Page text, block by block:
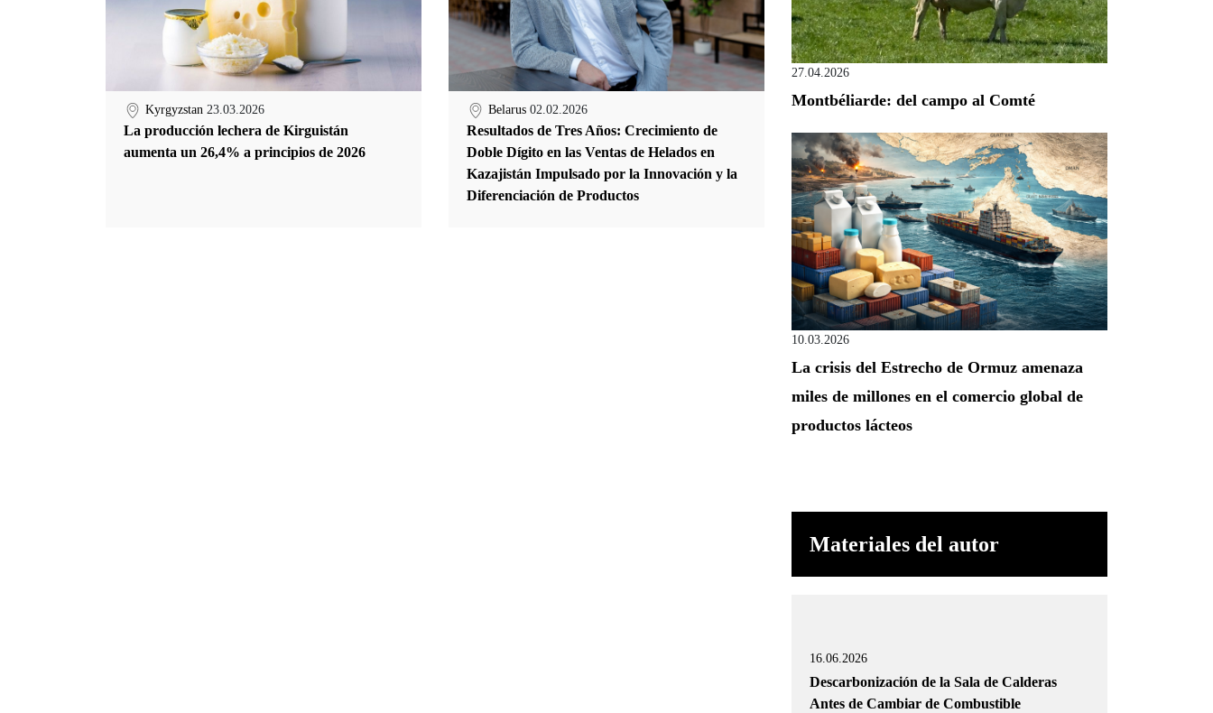
Kyrgyzstan 23.03.2026
La producción lechera de Kirguistán
aumenta un 26,4% a principios de 2026
Belarus 02.02.2026
Resultados de Tres Años: Crecimiento de
Doble Dígito en las Ventas de Helados en
Kazajistán Impulsado por la Innovación y la
Diferenciación de Productos
27.04.2026
Montbéliarde: del campo al Comté
10.03.2026
La crisis del Estrecho de Ormuz amenaza
miles de millones en el comercio global de
productos lácteos
Materiales del autor
16.06.2026
Descarbonización de la Sala de Calderas
Antes de Cambiar de Combustible